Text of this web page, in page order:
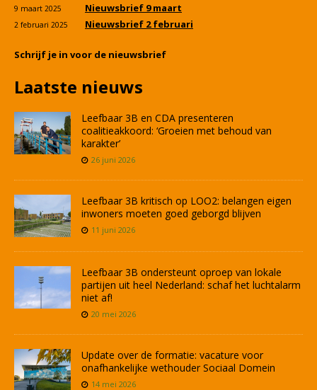
9 maart 2025 Nieuwsbrief 9 maart
2 februari 2025 Nieuwsbrief 2 februari
Schrijf je in voor de nieuwsbrief
Laatste nieuws
Leefbaar 3B en CDA presenteren
coalitieakkoord: ‘Groeien met behoud van
karakter’
26 juni 2026
Leefbaar 3B kritisch op LOO2: belangen eigen
inwoners moeten goed geborgd blijven
11 juni 2026
Leefbaar 3B ondersteunt oproep van lokale
partijen uit heel Nederland: schaf het luchtalarm
niet af!
20 mei 2026
Update over de formatie: vacature voor
onafhankelijke wethouder Sociaal Domein
14 mei 2026